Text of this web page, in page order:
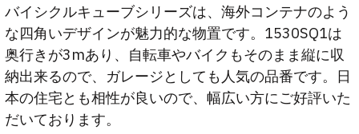
バイシクルキューブシリーズは、海外コンテナのよう
な四角いデザインが魅力的な物置です。1530SQ1は
奥行きが3mあり、自転車やバイクもそのまま縦に収
納出来るので、ガレージとしても人気の品番です。日
本の住宅とも相性が良いので、幅広い方にご好評いた
だいております。